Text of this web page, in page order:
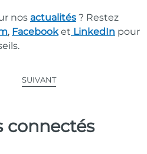
nos actualités ? Restez
, Facebook et LinkedIn pour
SUIVANT
connectés